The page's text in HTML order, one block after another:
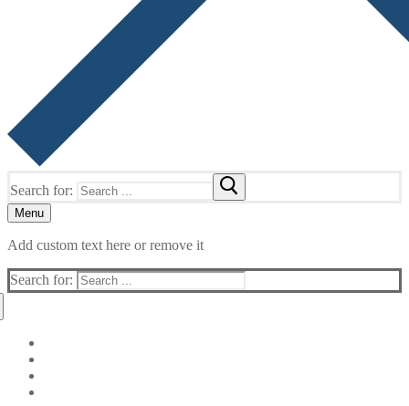
Search for:
Menu
Add custom text here or remove it
Search for: